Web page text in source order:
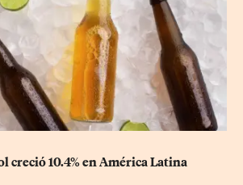
creció 10.4% en América Latina